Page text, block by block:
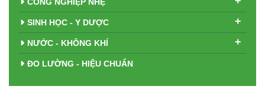
SINH HỌC - Y DƯỢC +
NƯỚC - KHÔNG KHÍ +
ĐO LƯỜNG - HIỆU CHUẨN